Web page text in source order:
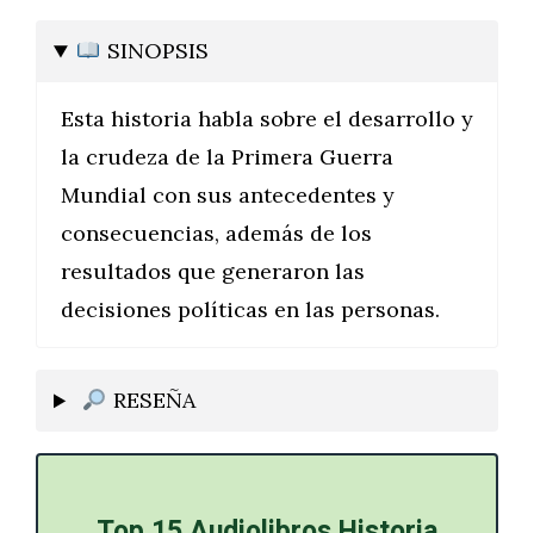
SINOPSIS
Esta historia habla sobre el desarrollo y
la crudeza de la Primera Guerra
Mundial con sus antecedentes y
consecuencias, además de los
resultados que generaron las
decisiones políticas en las personas.
RESEÑA